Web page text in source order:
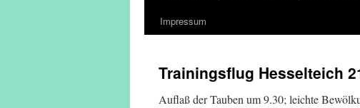
Impressum
Trainingsflug Hesselteich
Auflaß der Tauben um 9.30; leichte